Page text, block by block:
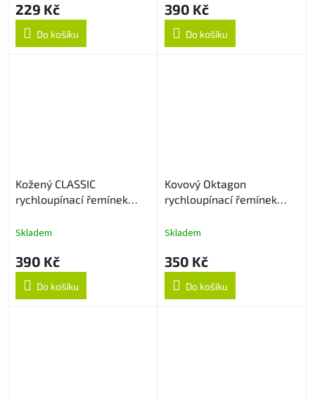
229 Kč
Do košíku
390 Kč
Do košíku
Kožený CLASSIC
rychloupínací řemínek
Skladem
390 Kč
Do košíku
Kovový Oktagon
rychloupínací řemínek
Skladem
350 Kč
Do košíku